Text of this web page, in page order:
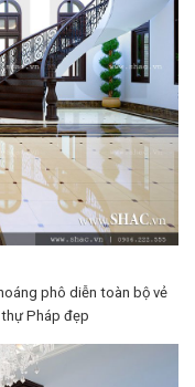
phô diễn toàn bộ vẻ
Pháp đẹp